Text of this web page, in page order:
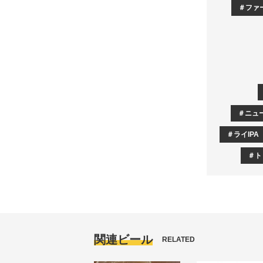
ファ
ニュ
ライIPA
関連ビール RELATED